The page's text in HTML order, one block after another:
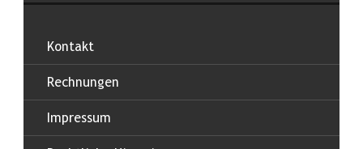
Kontakt
Rechnungen
Impressum